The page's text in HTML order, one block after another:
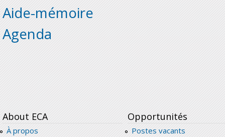
Aide-mémoire
Agenda
About ECA
À propos
Opportunités
Postes vacants